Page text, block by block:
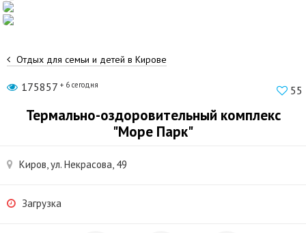
Отдых для семьи и детей в Кирове
175857 + 6 сегодня 55
Термально-оздоровительный комплекс
"Море Парк"
Киров, ул. Некрасова, 49
Загрузка